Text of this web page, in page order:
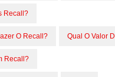
Recall?
O Recall? Qual O Valor
Recall?